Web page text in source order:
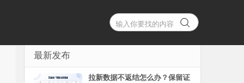
最新发布
拉新数据不返结怎么办？保留证